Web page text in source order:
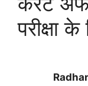
परीक्षा के